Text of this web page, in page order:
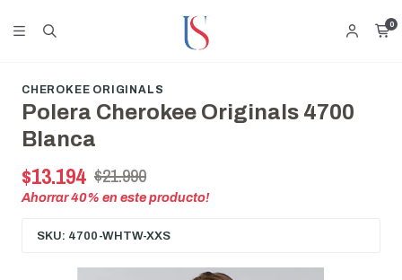
0
CHEROKEE ORIGINALS
Polera Cherokee Originals 4700
Blanca
$13.194 $21.990
Ahorrar40% en este producto!
SKU: 4700-WHTW-XXS